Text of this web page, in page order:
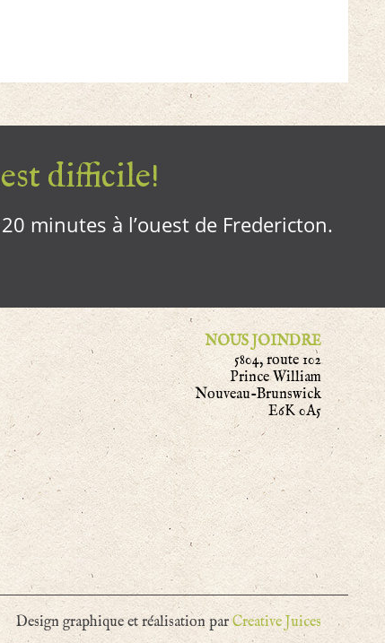
difficile!
minutes à l’ouest de Fredericton.
NOUS JOINDRE
5804, route 102
Prince William
Nouveau-Brunswick
E6K 0A5
Design graphique et réalisation par Creative Juices